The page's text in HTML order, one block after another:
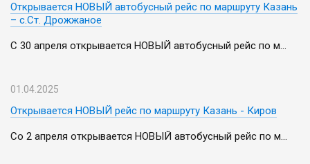
Открывается НОВЫЙ автобусный рейс по маршруту Казань
– с.Ст. Дрожжаное
С 30 апреля открывается НОВЫЙ автобусный рейс по м...
01.04.2025
Открывается НОВЫЙ рейс по маршруту Казань - Киров
Со 2 апреля открывается НОВЫЙ автобусный рейс по м...